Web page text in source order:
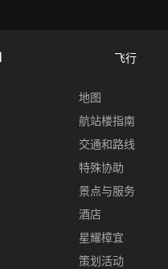
飞行
地图
航站楼指南
交通和路线
特殊协助
景点与服务
酒店
星耀樟宜
策划活动